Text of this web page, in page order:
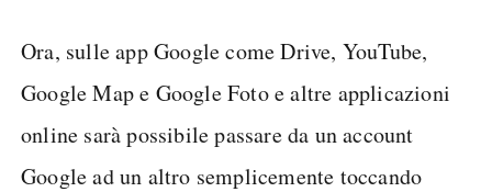
Ora, sulle app Google come Drive, YouTube,
Google Map e Google Foto e altre applicazioni
online sarà possibile passare da un account
Google ad un altro semplicemente toccando